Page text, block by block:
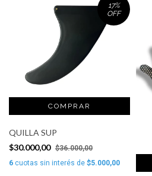
17%
OFF
QUILLA SUP
$30.000,00 $36.000,00
6 cuotas sin interés de $5.000,00